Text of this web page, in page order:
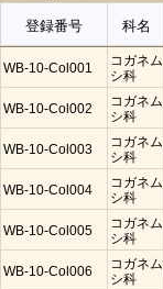
登録番号 科名
WB-10-Col001
コガネム
シ科
WB-10-Col002
コガネム
シ科
WB-10-Col003
コガネム
シ科
WB-10-Col004
コガネム
シ科
WB-10-Col005
コガネム
シ科
WB-10-Col006
コガネム
シ科